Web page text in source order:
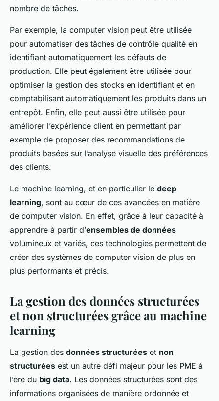
nombre de tâches.
Par exemple, la computer vision peut être utilisée
pour automatiser des tâches de contrôle qualité en
identifiant automatiquement les défauts de
production. Elle peut également être utilisée pour
optimiser la gestion des stocks en identifiant et en
comptabilisant automatiquement les produits dans un
entrepôt. Enfin, elle peut aussi être utilisée pour
améliorer l’expérience client en permettant par
exemple de proposer des recommandations de
produits basées sur l’analyse visuelle des préférences
des clients.
Le machine learning, et en particulier le deep
learning, sont au cœur de ces avancées en matière
de computer vision. En effet, grâce à leur capacité à
apprendre à partir d’ensembles de données
volumineux et variés, ces technologies permettent de
créer des systèmes de computer vision de plus en
plus performants et précis.
La gestion des données structurées
et non structurées grâce au machine
learning
La gestion des données structurées et non
structurées est un autre défi majeur pour les PME à
l’ère du big data. Les données structurées sont des
informations organisées de manière ordonnée et